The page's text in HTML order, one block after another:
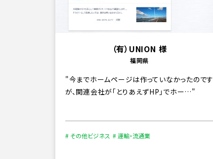
（有）UNION 様
福岡県
今までホームページは作っていなかったのです
が、関連会社が「とりあえずHP」でホー…
# その他ビジネス # 運輸・流通業